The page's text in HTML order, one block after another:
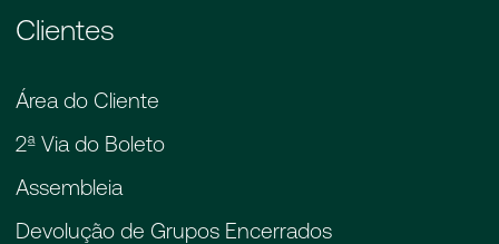
Clientes
Área do Cliente
2ª Via do Boleto
Assembleia
Devolução de Grupos Encerrados